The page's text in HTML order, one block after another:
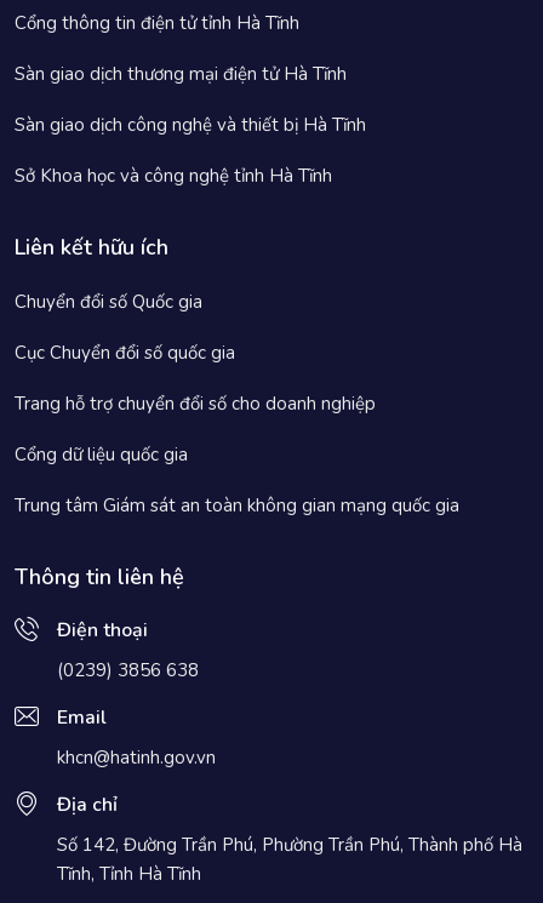
Cổng thông tin điện tử tỉnh Hà Tĩnh
Sàn giao dịch thương mại điện tử Hà Tĩnh
Sàn giao dịch công nghệ và thiết bị Hà Tĩnh
Sở Khoa học và công nghệ tỉnh Hà Tĩnh
Liên kết hữu ích
Chuyển đổi số Quốc gia
Cục Chuyển đổi số quốc gia
Trang hỗ trợ chuyển đổi số cho doanh nghiệp
Cổng dữ liệu quốc gia
Trung tâm Giám sát an toàn không gian mạng quốc gia
Thông tin liên hệ
Điện thoại
(0239) 3856 638
Email
khcn@hatinh.gov.vn
Địa chỉ
Số 142, Đường Trần Phú, Phường Trần Phú, Thành phố Hà
Tĩnh, Tỉnh Hà Tĩnh